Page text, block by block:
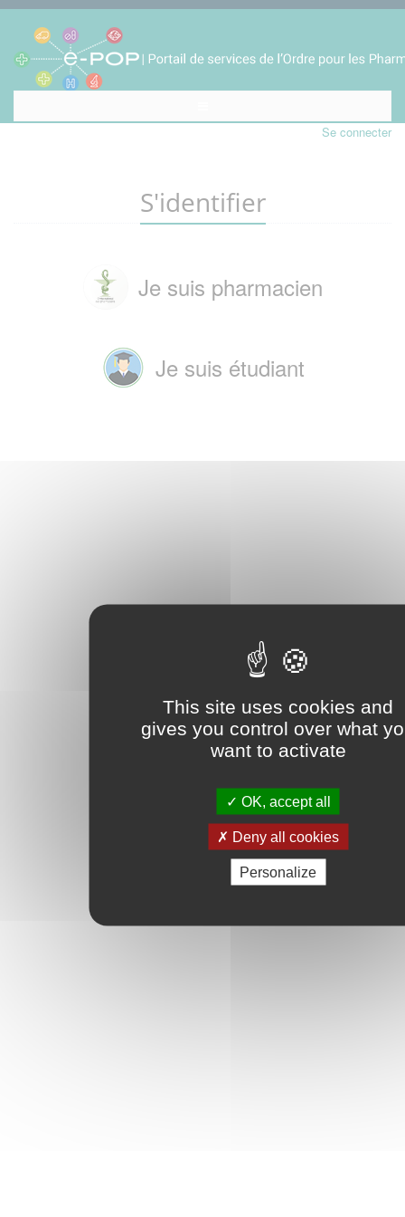
This site uses cookies and
gives you control over what
want to activate
OK, accept all
Deny all cookies
Personalize
Se connecter
S'identifier
Je suis pharmacien
Je suis étudiant